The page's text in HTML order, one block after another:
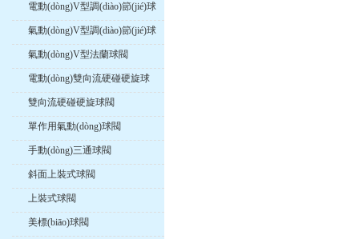
電動(dòng)V型調(diào)節(jié)球
閥
氣動(dòng)V型調(diào)節(jié)球
閥
氣動(dòng)V型法蘭球閥
電動(dòng)雙向流硬碰硬旋球
閥
雙向流硬碰硬旋球閥
單作用氣動(dòng)球閥
手動(dòng)三通球閥
斜面上裝式球閥
上裝式球閥
美標(biāo)球閥